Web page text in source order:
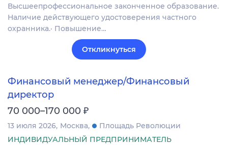
Высшеепрофессиональное законченное образование.
Наличие действующего удостоверения частного
охранника.· Повышение…
Откликнуться
Финансовый менеджер/Финансовый
директор
70 000–170 000 ₽
13 июля 2026 Москва
Площадь Революции
ИНДИВИДУАЛЬНЫЙ ПРЕДПРИНИМАТЕЛЬ